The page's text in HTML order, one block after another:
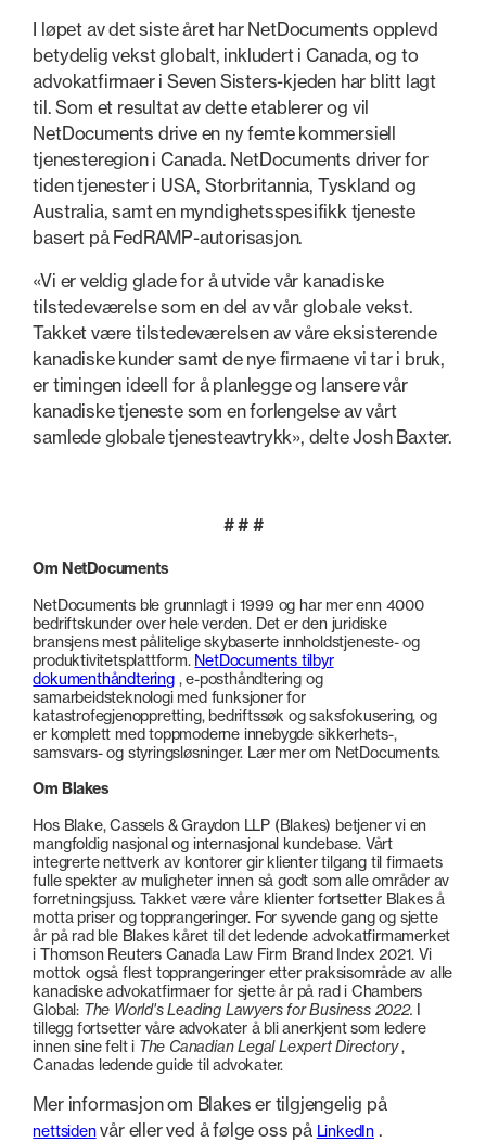
I løpet av det siste året har NetDocuments opplevd
betydelig vekst globalt, inkludert i Canada, og to
advokatfirmaer i Seven Sisters-kjeden har blitt lagt
til. Som et resultat av dette etablerer og vil
NetDocuments drive en ny femte kommersiell
tjenesteregion i Canada. NetDocuments driver for
tiden tjenester i USA, Storbritannia, Tyskland og
Australia, samt en myndighetsspesifikk tjeneste
basert på FedRAMP-autorisasjon.
«Vi er veldig glade for å utvide vår kanadiske
tilstedeværelse som en del av vår globale vekst.
Takket være tilstedeværelsen av våre eksisterende
kanadiske kunder samt de nye firmaene vi tar i bruk,
er timingen ideell for å planlegge og lansere vår
kanadiske tjeneste som en forlengelse av vårt
samlede globale tjenesteavtrykk», delte Josh Baxter.
# # #
Om NetDocuments
NetDocuments ble grunnlagt i 1999 og har mer enn 4000
bedriftskunder over hele verden. Det er den juridiske
bransjens mest pålitelige skybaserte innholdstjeneste- og
produktivitetsplattform. NetDocuments tilbyr
dokumenthåndtering, e-posthåndtering og
samarbeidsteknologi med funksjoner for
katastrofegjenoppretting, bedriftssøk og saksfokusering, og
er komplett med toppmoderne innebygde sikkerhets-,
samsvars- og styringsløsninger. Lær mer om NetDocuments.
Om Blakes
Hos Blake, Cassels & Graydon LLP (Blakes) betjener vi en
mangfoldig nasjonal og internasjonal kundebase. Vårt
integrerte nettverk av kontorer gir klienter tilgang til firmaets
fulle spekter av muligheter innen så godt som alle områder av
forretningsjuss. Takket være våre klienter fortsetter Blakes å
motta priser og topprangeringer. For syvende gang og sjette
år på rad ble Blakes kåret til det ledende advokatfirmamerket
i Thomson Reuters Canada Law Firm Brand Index 2021. Vi
mottok også flest topprangeringer etter praksisområde av alle
kanadiske advokatfirmaer for sjette år på rad i Chambers
Global: The World's Leading Lawyers for Business 2022. I
tillegg fortsetter våre advokater å bli anerkjent som ledere
innen sine felt i The Canadian Legal Lexpert Directory,
Canadas ledende guide til advokater.
Mer informasjon om Blakes er tilgjengelig på
nettsidenvår eller ved å følge oss på LinkedIn .